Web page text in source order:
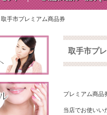
取手市プレミアム商品券
取手市プ
プレミアム商品
当店でお使いい